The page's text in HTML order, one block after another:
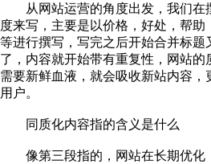
从网站运营的角度出发，我们在
度来写，主要是以价格，好处，帮
等进行撰写，写完之后开始合并标题
了，内容就开始带有重复性，网站
需要新鲜血液，就会吸收新站内容
用户。
同质化内容指的含义是什么
像第三段指的，网站在长期优化